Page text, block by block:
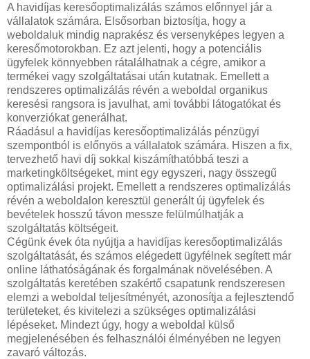
A havidíjas keresőoptimalizálás számos előnnyel jár a
vállalatok számára. Elsősorban biztosítja, hogy a
weboldaluk mindig naprakész és versenyképes legyen a
keresőmotorokban. Ez azt jelenti, hogy a potenciális
ügyfelek könnyebben rátalálhatnak a cégre, amikor a
termékei vagy szolgáltatásai után kutatnak. Emellett a
rendszeres optimalizálás révén a weboldal organikus
keresési rangsora is javulhat, ami további látogatókat és
konverziókat generálhat.
Ráadásul a havidíjas keresőoptimalizálás pénzügyi
szempontból is előnyös a vállalatok számára. Hiszen a fix,
tervezhető havi díj sokkal kiszámíthatóbbá teszi a
marketingköltségeket, mint egy egyszeri, nagy összegű
optimalizálási projekt. Emellett a rendszeres optimalizálás
révén a weboldalon keresztül generált új ügyfelek és
bevételek hosszú távon messze felülmúlhatják a
szolgáltatás költségeit.
Cégünk évek óta nyújtja a havidíjas keresőoptimalizálás
szolgáltatását, és számos elégedett ügyfélnek segített már
online láthatóságának és forgalmának növelésében. A
szolgáltatás keretében szakértő csapatunk rendszeresen
elemzi a weboldal teljesítményét, azonosítja a fejlesztendő
területeket, és kivitelezi a szükséges optimalizálási
lépéseket. Mindezt úgy, hogy a weboldal külső
megjelenésében és felhasználói élményében ne legyen
zavaró változás.